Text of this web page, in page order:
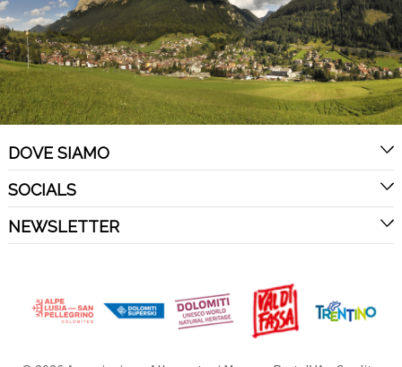
DOVE SIAMO
SOCIALS
NEWSLETTER